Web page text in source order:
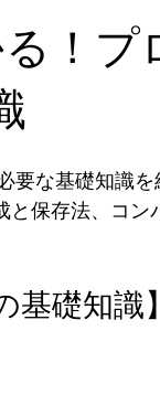
！プ
要な基礎知識
保存法、コ
礎知識】